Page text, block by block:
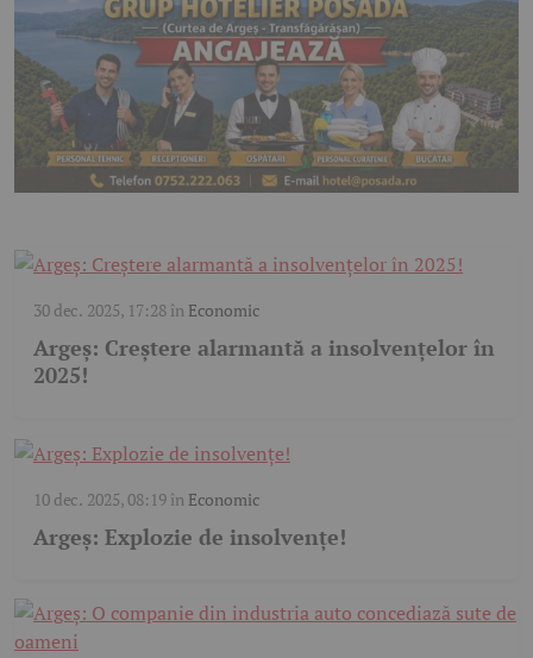
30 dec. 2025, 17:28în Economic
Argeș: Creștere alarmantă a insolvențelor în
2025!
10 dec. 2025, 08:19în Economic
Argeș: Explozie de insolvențe!